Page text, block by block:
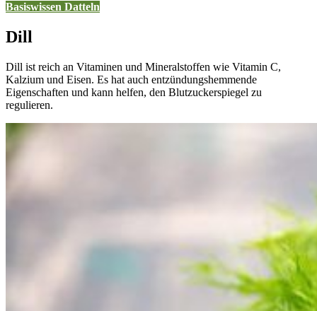
Basiswissen Datteln
Dill
Dill ist reich an Vitaminen und Mineralstoffen wie Vitamin C,
Kalzium und Eisen. Es hat auch entzündungshemmende
Eigenschaften und kann helfen, den Blutzuckerspiegel zu
regulieren.